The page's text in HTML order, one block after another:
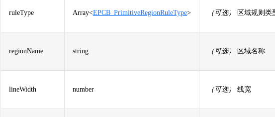
ruleType Array<EPCB_PrimitiveRegionRuleType> （可选） 区域规则类
regionName string （可选） 区域名称
lineWidth number （可选） 线宽